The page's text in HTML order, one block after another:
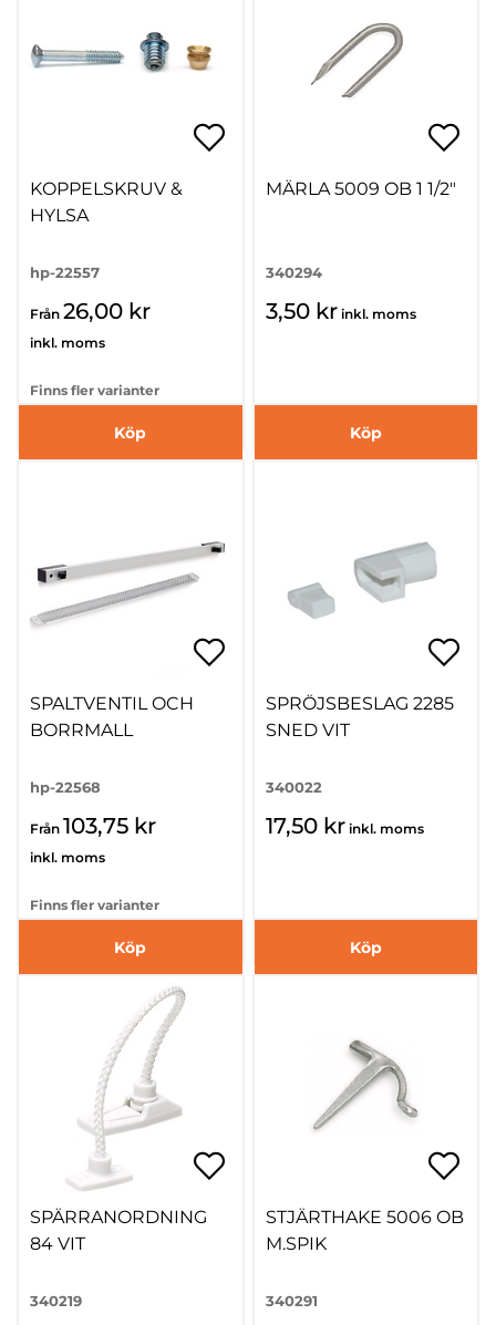
KOPPELSKRUV &
HYLSA
hp-22557
Från 26,00 kr
inkl. moms
Finns fler varianter
Köp
MÄRLA 5009 OB 1 1/2"
340294
3,50 kr inkl. moms
Köp
SPALTVENTIL OCH
BORRMALL
hp-22568
Från 103,75 kr
inkl. moms
Finns fler varianter
Köp
SPRÖJSBESLAG 2285
SNED VIT
340022
17,50 kr inkl. moms
Köp
SPÄRRANORDNING
84 VIT
340219
STJÄRTHAKE 5006 OB
M.SPIK
340291